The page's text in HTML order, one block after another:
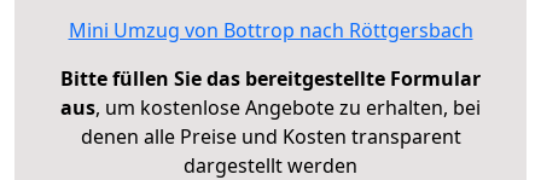
Mini Umzug von Bottrop nach Röttgersbach
Bitte füllen Sie das bereitgestellte Formular
aus, um kostenlose Angebote zu erhalten, bei
denen alle Preise und Kosten transparent
dargestellt werden